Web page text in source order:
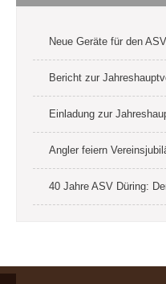
Neue Geräte für den
Bericht zur
Einladung zur
Angler feiern
40 Jahre ASV Düring: